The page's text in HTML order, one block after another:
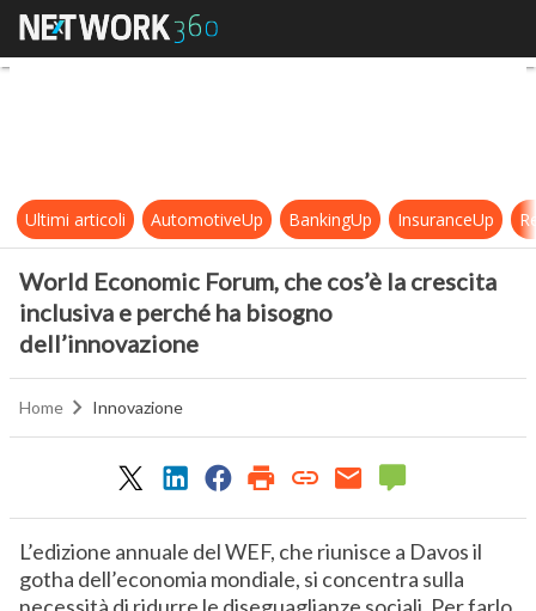
World Economic Forum, che
Ultimi articoli AutomotiveUp BankingUp InsuranceUp
World Economic Forum, che cos’è la crescita
inclusiva e perché ha bisogno
dell’innovazione
Home Innovazione
L’edizione annuale del WEF, che riunisce a Davos il
gotha dell’economia mondiale, si concentra sulla